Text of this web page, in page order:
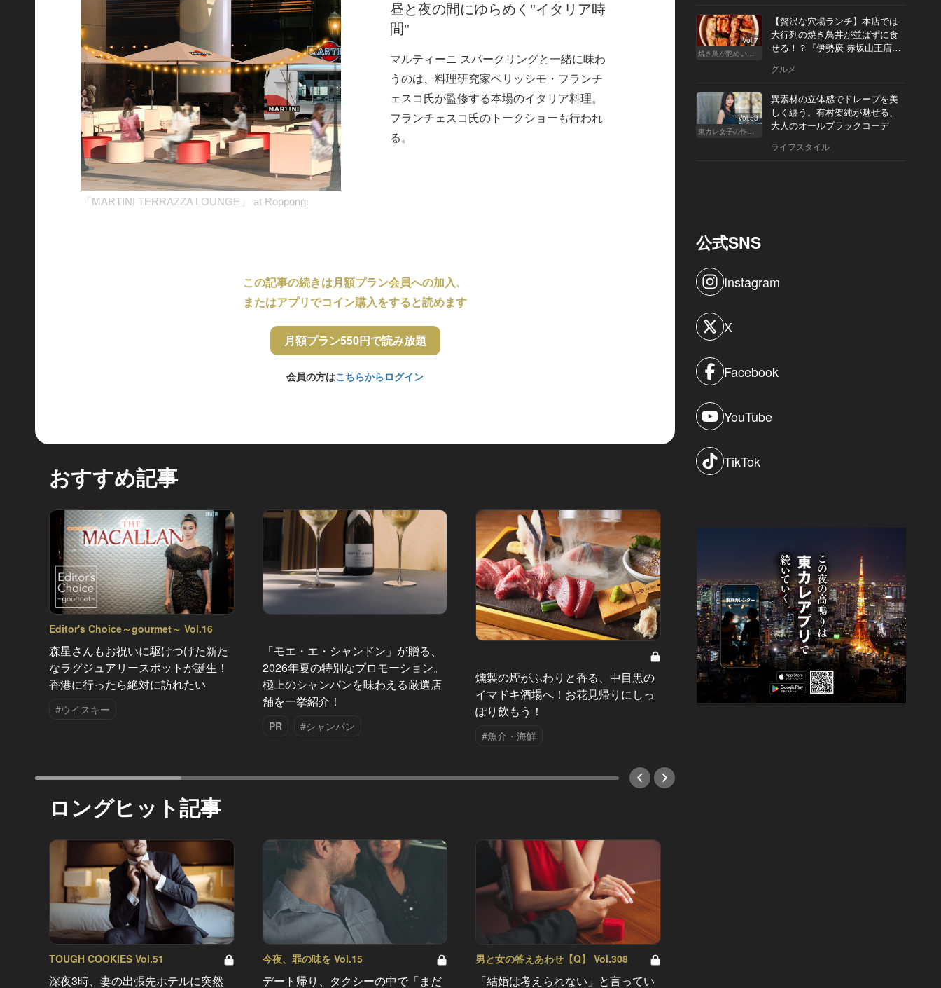
「MARTINI TERRAZZA LOUNGE」 at Roppongi
昼と夜の間にゆらめく"イタリア時
間"
マルティーニ スパークリングと一緒に味わ
うのは、料理研究家ベリッシモ・フランチ
ェスコ氏が監修する本場のイタリア料理。
フランチェスコ氏のトークショーも行われ
る。
この記事の続きは月額プラン会員への加入、
またはアプリでコイン購入をすると読めます
月額プラン550円で読み放題
会員の方はこちらからログイン
おすすめ記事
Editor's Choice～gourmet～ Vol.16
森星さんもお祝いに駆けつけた新た
なラグジュアリースポットが誕生！
香港に行ったら絶対に訪れたい
#ウイスキー
「モエ・エ・シャンドン」が贈る、
2026年夏の特別なプロモーション。
極上のシャンパンを味わえる厳選店
舗を一挙紹介！
PR #シャンパン
燻製の煙がふわりと香る、中目黒の
イマドキ酒場へ！お花見帰りにしっ
ぽり飲もう！
#魚介・海鮮
食通たちの間で話題の、フーディー
本田直之さんが握る「鮨本田」に潜
入してみたら…
東カレ
東カレ
的な満
ロングヒット記事
TOUGH COOKIES Vol.51
深夜3時、妻の出張先ホテルに突然
今夜、罪の味を Vol.15
デート帰り、タクシーの中で「まだ
男と女の答えあわせ【Q】 Vol.308
「結婚は考えられない」と言ってい
Vol.7
焼き鳥が艶めいてきた
【贅沢な穴場ランチ】本店では
大行列の焼き鳥丼が並ばずに食
せる！？『伊勢廣 赤坂山王店』
グルメ
Vol.53
東カレ女子の作り方
異素材の立体感でドレープを美
しく纏う。有村架純が魅せる、
大人のオールブラックコーデ
ライフスタイル
公式SNS
Instagram
X
Facebook
YouTube
TikTok